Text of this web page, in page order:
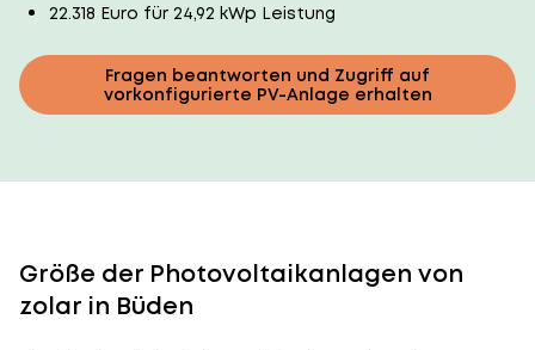
22.318 Euro für 24,92 kWp Leistung
Fragen beantworten und Zugriff auf
vorkonfigurierte PV-Anlage erhalten
Größe der Photovoltaikanlagen von
zolar in Büden